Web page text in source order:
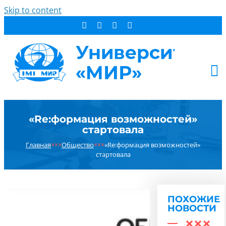
Skip to content
СТУДЕНТУ
НОВОСТИ
«Re:формация возможностей»
стартовала
Главная×××Общество×××«Re:формация возможностей»
стартовала
ПОХОЖИЕ
НОВОСТИ